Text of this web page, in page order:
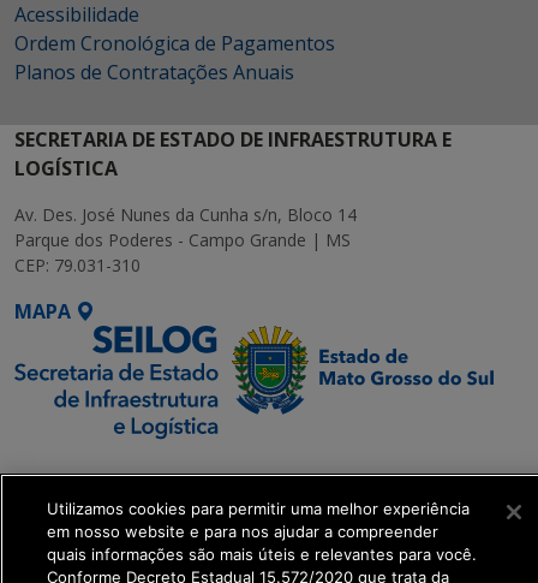
Acessibilidade
Ordem Cronológica de Pagamentos
Planos de Contratações Anuais
SECRETARIA DE ESTADO DE INFRAESTRUTURA E
LOGÍSTICA
Av. Des. José Nunes da Cunha s/n, Bloco 14
Parque dos Poderes - Campo Grande | MS
CEP: 79.031-310
MAPA
SETDIG | Secretaria-
Executiva de
Transformação Digital
Utilizamos cookies para permitir uma melhor experiência
em nosso website e para nos ajudar a compreender
quais informações são mais úteis e relevantes para você.
Conforme Decreto Estadual 15.572/2020 que trata da